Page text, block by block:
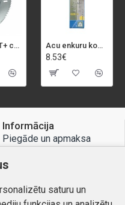
SPECIALIST+ caurumu zāģis BI-METAL, 98 mm Acu enkuru komplekts, 3-13 mm, Rapid, 12 gab.
8.53€
Informācija
Piegāde un apmaksa
Atteikuma tiesības
saturu un